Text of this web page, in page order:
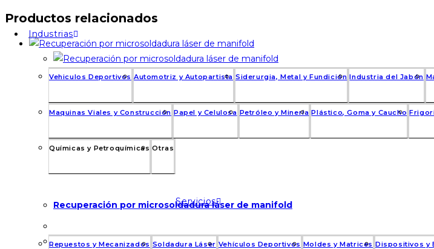
Industrias
Vehiculos Deportivos Automotriz y Autopartista Siderurgia, Metal y Fundición Industria del Jabón
Maquinas Viales y Construcción Papel y Celulosa Petróleo y Minería Plástico, Goma y Caucho
Químicas y Petroquímicas Otras
Servicios
Repuestos y Mecanizados Soldadura Láser Vehículos Deportivos Moldes y Matrices Dispositivos y
Productos relacionados
Recuperación por microsoldadura láser de manifold